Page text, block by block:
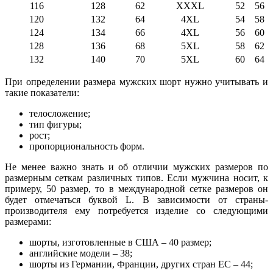
116
128 62 XXXL 52
56
120
132 64 4XL 54
58
124
134 66 4XL 56
60
128
136 68 5XL 58
62
132
140 70 5XL 60 64
При определении размера мужских шорт нужно учитывать и
такие показатели:
телосложение;
тип фигуры;
рост;
пропорциональность форм.
Не менее важно знать и об отличии мужских размеров по
размерным сеткам различных типов. Если мужчина носит, к
примеру, 50 размер, то в международной сетке размеров он
будет отмечаться буквой L. В зависимости от страны-
производителя ему потребуется изделие со следующими
размерами:
шорты, изготовленные в США – 40 размер;
английские модели – 38;
шорты из Германии, Франции, других стран ЕС – 44;